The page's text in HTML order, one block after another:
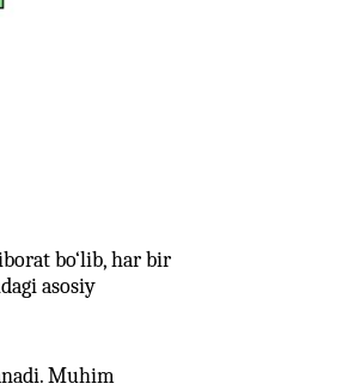
bo‘lib, har bir
asosiy
Muhim